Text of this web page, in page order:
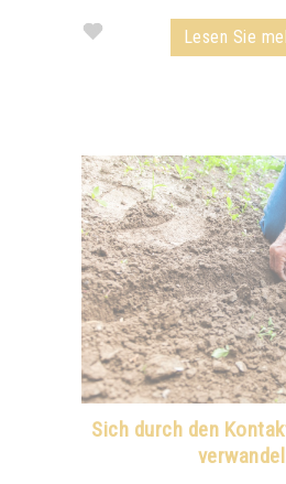
Lesen Sie
Sich durch den